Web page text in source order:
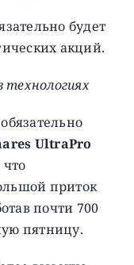
будет
акций.
технологиях
UltraPro
приток
почти 700
пятницу.